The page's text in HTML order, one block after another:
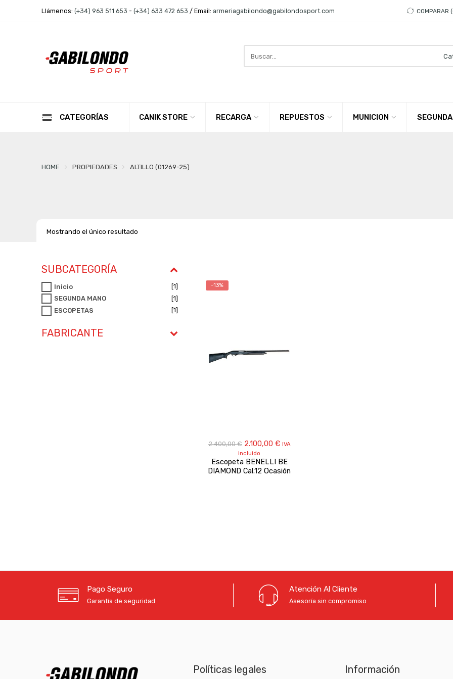
Llámenos: (+34) 963 511 653 - (+34) 633 472 653 / Email: armeriagabilondo@gabilondosport.com COMPARAR
here
CATEGORÍAS CANIK STORE RECARGA REPUESTOS MUNICION
HOME PROPIEDADES ALTILLO (01269-25)
Mostrando el único resultado
-13%
2.400,00€ El
precio
original
era:
2.100,00 €El
actual
es:
IVA
incluido
Escopeta BENELLI BE
DIAMOND Cal.12 Ocasión
SUBCATEGORÍA
Inicio
[1]
SEGUNDA MANO
[1]
ESCOPETAS
[1]
FABRICANTE
Pago Seguro
Garantía de seguridad
Atención Al Cliente
Asesoría sin compromiso
Políticas legales Información